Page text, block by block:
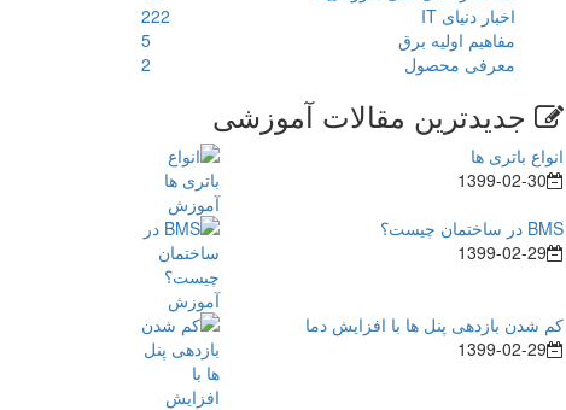
اخبار دنیای IT
222
مفاهیم اولیه برق
5
معرفی محصول
2
جدیدترین مقالات آموزشی
انواع باتری ها
1399-02-30
BMS در ساختمان چیست؟
1399-02-29
کم شدن بازدهی پنل ها با افزایش دما
1399-02-29